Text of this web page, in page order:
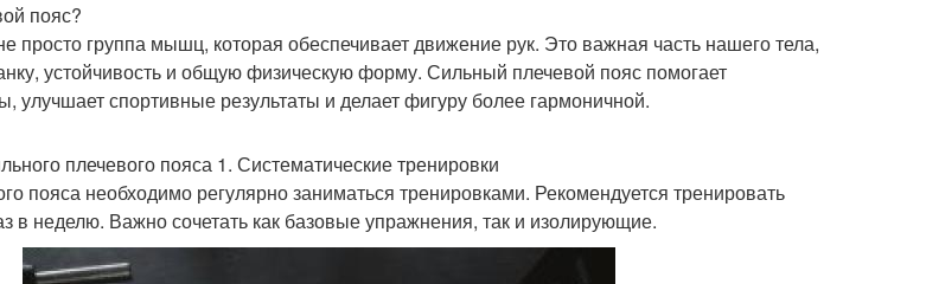
пояс?
просто группа мышц, которая обеспечивает движение рук. Это важная часть нашего тела,
устойчивость и общую физическую форму. Сильный плечевой пояс помогает
улучшает спортивные результаты и делает фигуру более гармоничной.
плечевого пояса 1. Систематические тренировки
пояса необходимо регулярно заниматься тренировками. Рекомендуется тренировать
в неделю. Важно сочетать как базовые упражнения, так и изолирующие.